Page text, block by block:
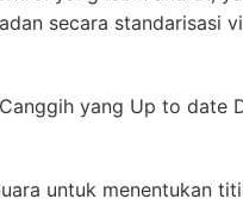
secara standarisasi
yang Up to date
untuk menentukan